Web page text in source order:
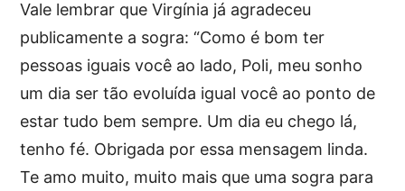
Vale lembrar que Virgínia já agradeceu
publicamente a sogra: “Como é bom ter
pessoas iguais você ao lado, Poli, meu sonho
um dia ser tão evoluída igual você ao ponto de
estar tudo bem sempre. Um dia eu chego lá,
tenho fé. Obrigada por essa mensagem linda.
Te amo muito, muito mais que uma sogra para